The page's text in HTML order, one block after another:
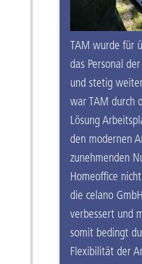
TAM wurde für
das Personal
und stetig
war TAM durch
Lösung
den modernen
zunehmenden
Homeoffice
die celano
verbessert und
somit bedingt
Flexibilität der